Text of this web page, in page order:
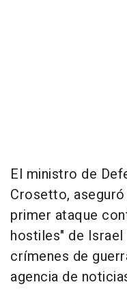
El ministro de
Crosetto,
primer ataque
hostiles" de
crímenes de
agencia de